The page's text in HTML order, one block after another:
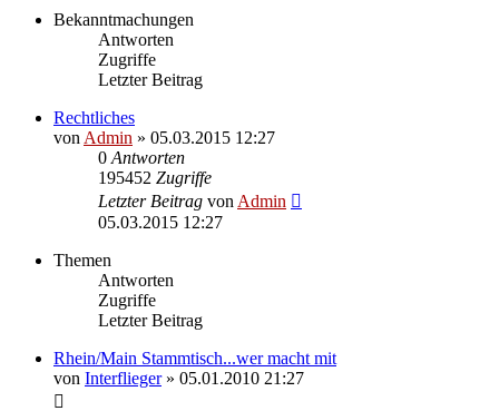
Bekanntmachungen
Antworten
Zugriffe
Letzter Beitrag
Rechtliches
von Admin » 05.03.2015 12:27
0 Antworten
195452 Zugriffe
Letzter Beitrag von Admin
05.03.2015 12:27
Themen
Antworten
Zugriffe
Letzter Beitrag
Rhein/Main Stammtisch...wer macht mit
von Interflieger» 05.01.2010 21:27